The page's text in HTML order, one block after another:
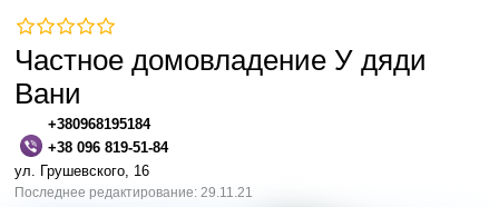
Частное домовладение У дяди
Вани
+380968195184
+38 096 819-51-84
ул. Грушевского, 16
Последнее редактирование: 29.11.21